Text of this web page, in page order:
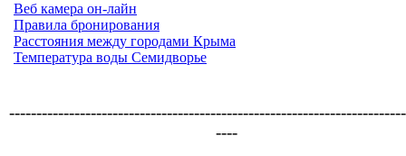
Веб камера он-лайн
Правила бронирования
Расстояния между городами Крыма
Температура воды Семидворье
----